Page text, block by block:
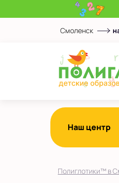
Смоленск
Наш центр
Полиглотики™ в